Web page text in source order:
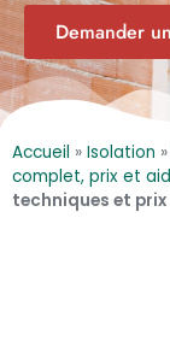
Demander
Accueil » Isolation »
complet, prix et
techniques et prix